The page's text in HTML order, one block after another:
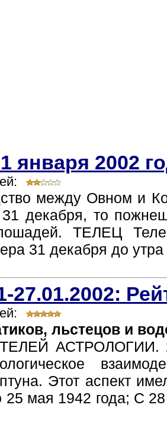
января 2002
между Овном и
декабря, то
ТЕЛЕЦ
31 декабря до
27.01.2002:
льстецов и
АСТРОЛОГИИ.
Этот аспект
25 мая 1942 года; С